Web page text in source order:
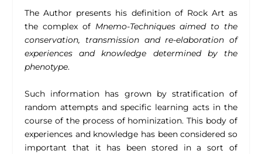
The Author presents his definition of Rock Art as
the complex of Mnemo-Techniques aimed to the
conservation, transmission and re-elaboration of
experiences and knowledge determined by the
phenotype.
Such information has grown by stratification of
random attempts and specific learning acts in the
course of the process of hominization. This body of
experiences and knowledge has been considered so
important that it has been stored in a sort of